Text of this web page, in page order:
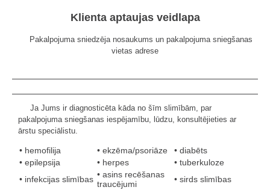
Klienta aptaujas veidlapa
Pakalpojuma sniedzēja nosaukums un pakalpojuma sniegšanas
vietas adrese
Ja Jums ir diagnosticēta kāda no šīm slimībām, par
pakalpojuma sniegšanas iespējamību, lūdzu, konsultējieties ar
ārstu speciālistu.
• hemofilija • ekzēma/psoriāze
• diabēts
• epilepsija
• herpes
• tuberkuloze
• infekcijas slimības • asins recēšanas
traucējumi
• sirds slimības